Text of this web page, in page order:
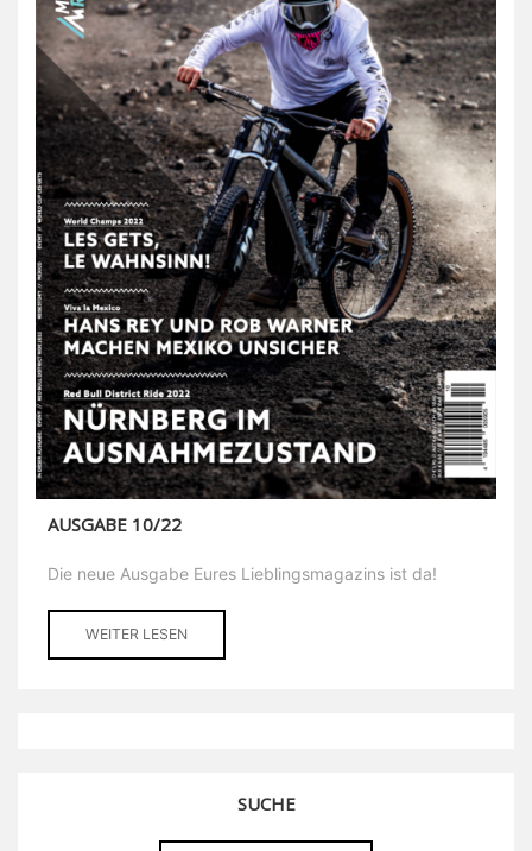
AUSGABE 10/22
Die neue Ausgabe Eures Lieblingsmagazins ist da!
WEITER LESEN
SUCHE